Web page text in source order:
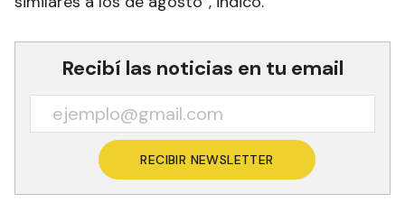
Recibí las noticias en tu email
RECIBIR NEWSLETTER